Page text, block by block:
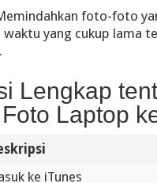
foto-foto
yang cukup lama
Lengkap
Laptop
ke iTunes